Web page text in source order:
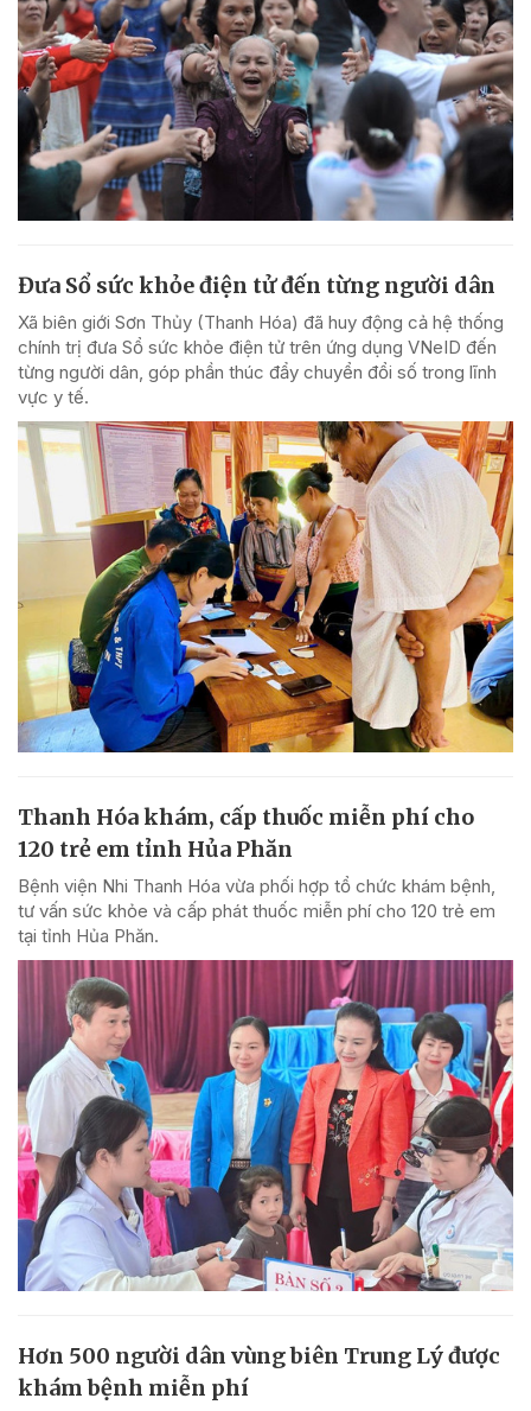
Đưa Sổ sức khỏe điện tử đến từng người dân
Xã biên giới Sơn Thủy (Thanh Hóa) đã huy động cả hệ thống
chính trị đưa Sổ sức khỏe điện tử trên ứng dụng VNeID đến
từng người dân, góp phần thúc đẩy chuyển đổi số trong lĩnh
vực y tế.
Thanh Hóa khám, cấp thuốc miễn phí cho
120 trẻ em tỉnh Hủa Phăn
Bệnh viện Nhi Thanh Hóa vừa phối hợp tổ chức khám bệnh,
tư vấn sức khỏe và cấp phát thuốc miễn phí cho 120 trẻ em
tại tỉnh Hủa Phăn.
Hơn 500 người dân vùng biên Trung Lý được
khám bệnh miễn phí